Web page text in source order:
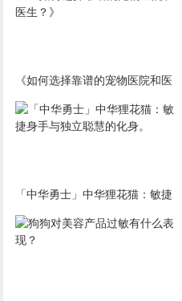
《如何选择靠谱的宠物医院和医
生？》
「中华勇士」中华狸花猫：敏捷
身手与独立聪慧的化身。